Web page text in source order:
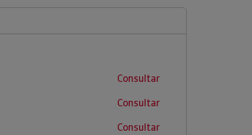
Consultar
Consultar
Consultar